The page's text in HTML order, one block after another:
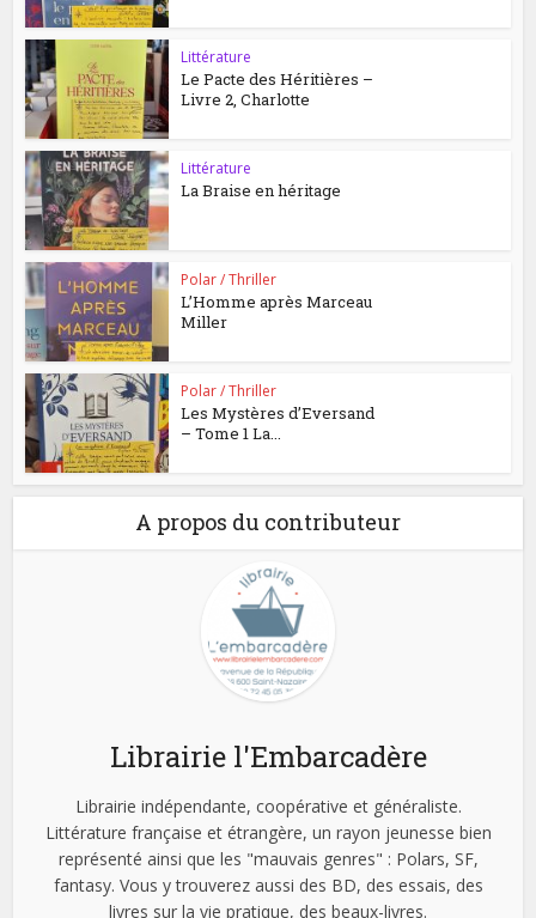
Littérature
Le Pacte des Héritières –
Livre 2, Charlotte
Littérature
La Braise en héritage
Polar / Thriller
L’Homme après Marceau
Miller
Polar / Thriller
Les Mystères d’Eversand
– Tome 1 La...
A propos du contributeur
Librairie l'Embarcadère
Librairie indépendante, coopérative et généraliste.
Littérature française et étrangère, un rayon jeunesse bien
représenté ainsi que les "mauvais genres" : Polars, SF,
fantasy. Vous y trouverez aussi des BD, des essais, des
livres sur la vie pratique, des beaux-livres.